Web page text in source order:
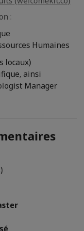
:
Humaines
locaux)
ainsi
Manager